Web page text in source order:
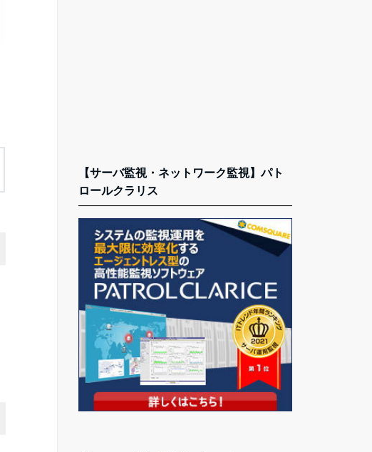
【サーバ監視・ネットワーク監視】パト
ロールクラリス